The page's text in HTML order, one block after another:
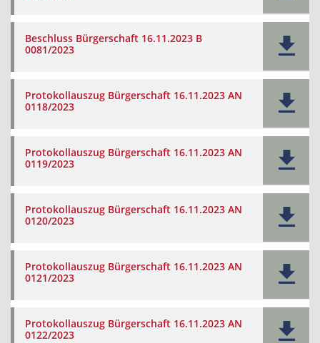
Beschluss Bürgerschaft 16.11.2023 B
0081/2023
Protokollauszug Bürgerschaft 16.11.2023 AN
0118/2023
Protokollauszug Bürgerschaft 16.11.2023 AN
0119/2023
Protokollauszug Bürgerschaft 16.11.2023 AN
0120/2023
Protokollauszug Bürgerschaft 16.11.2023 AN
0121/2023
Protokollauszug Bürgerschaft 16.11.2023 AN
0122/2023